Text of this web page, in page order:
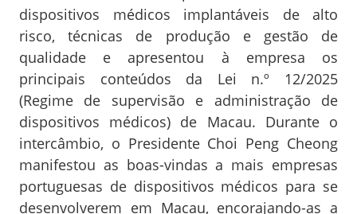
dispositivos médicos implantáveis de alto
risco, técnicas de produção e gestão de
qualidade e apresentou à empresa os
principais conteúdos da Lei n.º 12/2025
(Regime de supervisão e administração de
dispositivos médicos) de Macau. Durante o
intercâmbio, o Presidente Choi Peng Cheong
manifestou as boas-vindas a mais empresas
portuguesas de dispositivos médicos para se
desenvolverem em Macau, encorajando-as a